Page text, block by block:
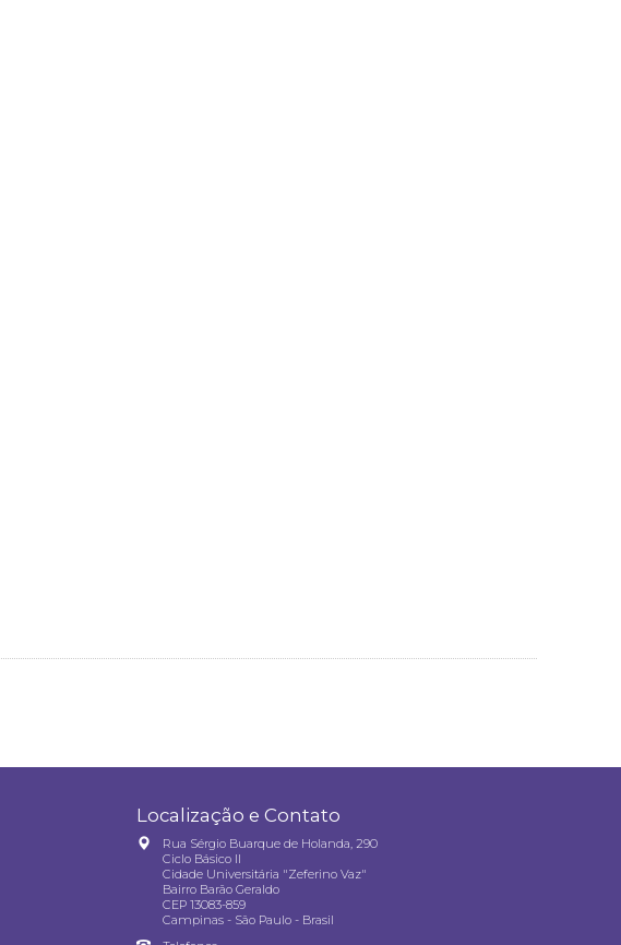
Localização e Contato
Rua Sérgio Buarque de Holanda, 290
Ciclo Básico II
Cidade Universitária "Zeferino Vaz"
Bairro Barão Geraldo
CEP 13083-859
Campinas - São Paulo - Brasil